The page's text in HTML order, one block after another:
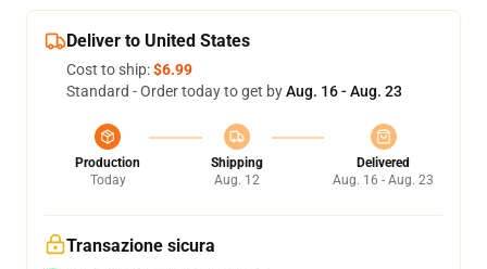
Deliver to United States
Cost to ship:$6.99
Standard - Order today to get byAug. 16 - Aug. 23
Production
Today
Shipping
Aug. 12
Delivered
Aug. 16 - Aug. 23
Transazione sicura